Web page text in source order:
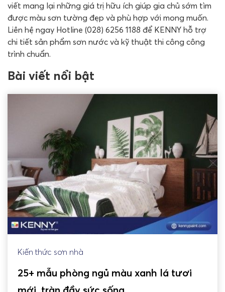
viết mang lại những giá trị hữu ích giúp gia chủ sớm tìm
được màu sơn tường đẹp và phù hợp với mong muốn.
Liên hệ ngay Hotline (028) 6256 1188 để KENNY hỗ trợ
chi tiết sản phẩm sơn nước và kỹ thuật thi công công
trình chuẩn.
Bài viết nổi bật
Kiến thức sơn nhà
25+ mẫu phòng ngủ màu xanh lá tươi